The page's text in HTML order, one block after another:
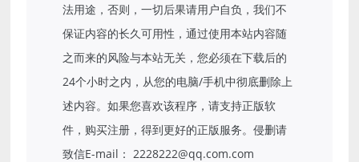
法用途，否则，一切后果请用户自负，我们不
保证内容的长久可用性，通过使用本站内容随
之而来的风险与本站无关，您必须在下载后的
24个小时之内，从您的电脑/手机中彻底删除上
述内容。如果您喜欢该程序，请支持正版软
件，购买注册，得到更好的正版服务。侵删请
致信E-mail： 2228222@qq.com.com